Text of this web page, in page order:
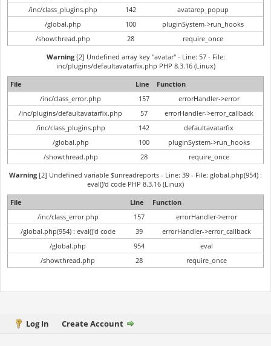
/inc/class_plugins.php
142
avatarep_popup
/global.php
100
pluginSystem->run_hooks
/showthread.php
28
require_once
Warning[2] Undefined array key "avatar" - Line: 57 - File:
inc/plugins/defaultavatarfix.php PHP 8.3.16 (Linux)
File
Line
Function
/inc/class_error.php
157
errorHandler->error
/inc/plugins/defaultavatarfix.php
57
errorHandler->error_callback
/inc/class_plugins.php
142
defaultavatarfix
/global.php
100
pluginSystem->run_hooks
/showthread.php
28
require_once
Warning [2] Undefined variable $unreadreports - Line: 39 - File: global.php(954) :
eval()'d code PHP 8.3.16 (Linux)
File
Line
Function
/inc/class_error.php
157
errorHandler->error
/global.php(954) : eval()'d code
39
errorHandler->error_callback
/global.php
954
eval
/showthread.php
28 require_once
Log In Create Account